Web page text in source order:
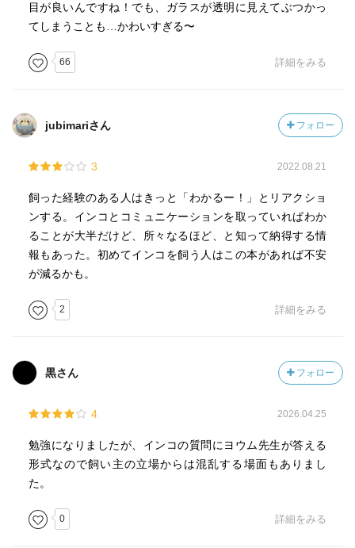
目が良いんですね！でも、ガラスが透明に見えてぶつかっ
てしまうことも…かわいすぎる〜
66 詳細をみる
jubimariさん フォロー
3 2022.08.21
飼った経験のある人はきっと「わかるー！」とリアクショ
ンする。インコとコミュニケーションを取っていればわか
ることが大半だけど、所々なるほど、と知って納得する情
報もあった。初めてインコを飼う人はこの本があれば不安
が減るかも。
2 詳細をみる
黒さん フォロー
4 2026.04.25
勉強になりましたが、インコの質問にヨウム先生が答える
形式なので飼い主の立場からは混乱する場面もありまし
た。
0 詳細をみる